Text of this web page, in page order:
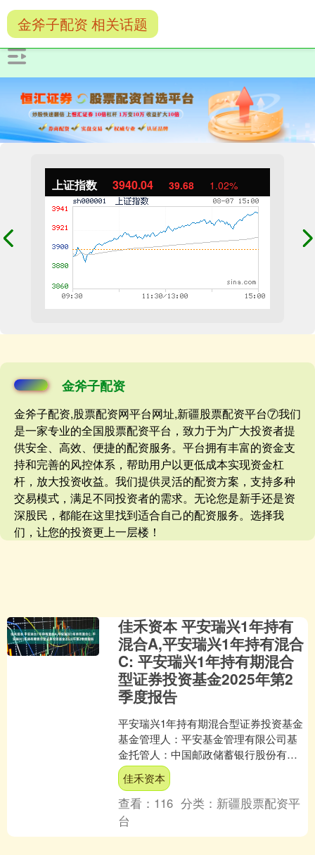
上证指数 3940.04 39.68 1.02%
金斧子配资
金斧子配资,股票配资网平台网址,新疆股票配资平台⑦我们
是一家专业的全国股票配资平台，致力于为广大投资者提
供安全、高效、便捷的配资服务。平台拥有丰富的资金支
持和完善的风控体系，帮助用户以更低成本实现资金杠
杆，放大投资收益。我们提供灵活的配资方案，支持多种
交易模式，满足不同投资者的需求。无论您是新手还是资
深股民，都能在这里找到适合自己的配资服务。选择我
们，让您的投资更上一层楼！
金斧子配资 相关话题
佳禾资本 平安瑞兴1年持有
混合A,平安瑞兴1年持有混合
C: 平安瑞兴1年持有期混合
型证券投资基金2025年第2
季度报告
平安瑞兴1年持有期混合型证券投资基金
基金管理人：平安基金管理有限公司基
金托管人：中国邮政储蓄银行股份有限
公司报告送出日期：2025年7月18日平安
瑞兴1年持有混....
佳禾资本
查看： 116 分类： 新疆股票配资平
台